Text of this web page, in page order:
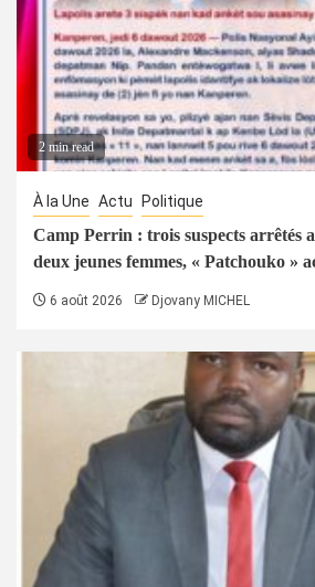
2 min read
À la Une Actu Politique
Camp Perrin : trois suspects arrêtés
deux jeunes femmes, « Patchouko »
6 août 2026 Djovany MICHEL